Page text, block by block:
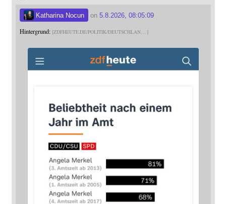
Katharina Nocun on 5.8.2026, 08:05:09
Hintergrund: ZDFHEUTE.DE/POLITIK/DEUTSCHLAN